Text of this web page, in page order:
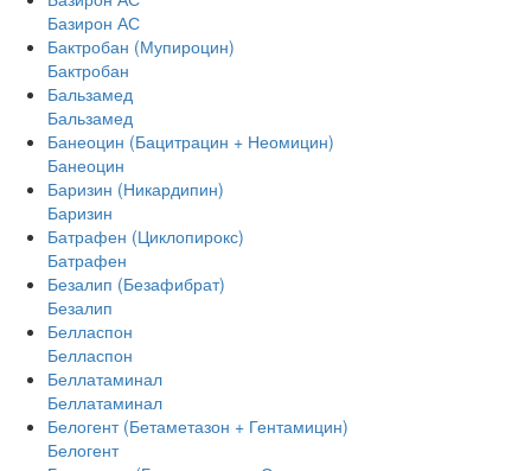
Базирон АС
Бактробан (Мупироцин)
Бактробан
Бальзамед
Бальзамед
Банеоцин (Бацитрацин + Неомицин)
Банеоцин
Баризин (Никардипин)
Баризин
Батрафен (Циклопирокс)
Батрафен
Безалип (Безафибрат)
Безалип
Белласпон
Белласпон
Беллатаминал
Беллатаминал
Белогент (Бетаметазон + Гентамицин)
Белогент